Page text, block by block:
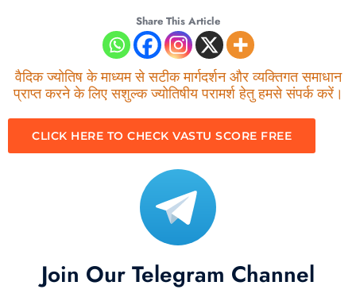
Share This Article
वैदिक ज्योतिष के माध्यम से सटीक मार्गदर्शन और व्यक्तिगत समाधान
प्राप्त करने के लिए सशुल्क ज्योतिषीय परामर्श हेतु हमसे संपर्क करें।
CLICK HERE TO CHECK VASTU SCORE FREE
Join Our Telegram Channel